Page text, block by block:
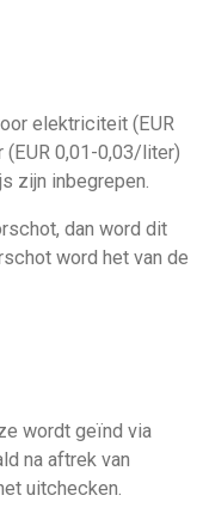
elektriciteit (EUR
0,01-0,03/liter)
zijn inbegrepen.
dan word dit
word het van de
wordt geïnd via
na aftrek van
uitchecken.